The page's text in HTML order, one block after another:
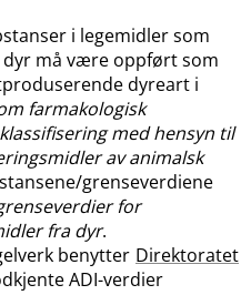
i legemidler som
må være oppført som
dyreart i
farmakologisk
med hensyn til
av animalsk
​grenseverdiene
for
fra dyr.
benytter Direktoratet
ADI-verdier